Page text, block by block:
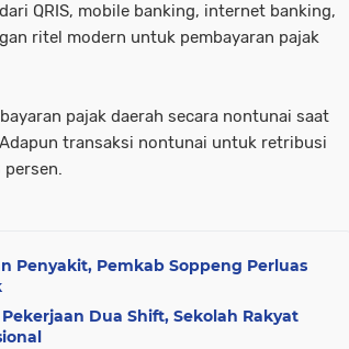
QRIS, mobile banking, internet banking,
ritel modern untuk pembayaran pajak
pajak daerah secara nontunai saat
transaksi nontunai untuk retribusi
persen.
Penyakit, Pemkab Soppeng Perluas
Dua Shift, Sekolah Rakyat